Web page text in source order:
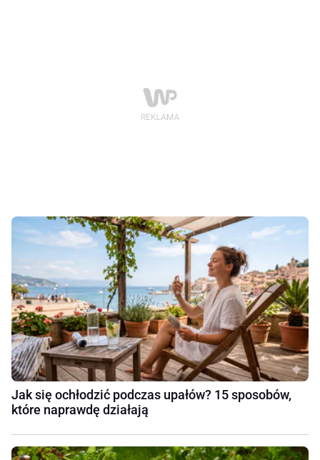
Jak się ochłodzić podczas upałów? 15 sposobów,
które naprawdę działają